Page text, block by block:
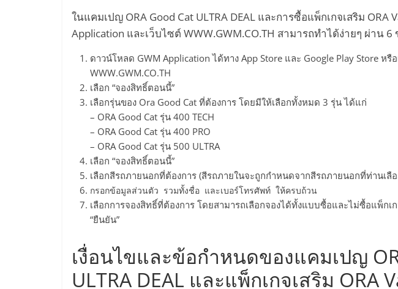
ในแคมเปญ ORA Good Cat ULTRA DEAL และการซื้อแพ็กเกจเสริม ORA
Application และเว็บไซต์ WWW.GWM.CO.TH สามารถทำได้ง่ายๆ ผ่าน
ดาวน์โหลด GWM Application ได้ทาง App Store และ Google Play Store หรื
WWW.GWM.CO.TH
เลือก “จองสิทธิ์ตอนนี้”
เลือกรุ่นของ Ora Good Cat ที่ต้องการ โดยมีให้เลือกทั้งหมด 3 รุ่น ได้แก่
– ORA Good Cat รุ่น 400 TECH
– ORA Good Cat รุ่น 400 PRO
– ORA Good Cat รุ่น 500 ULTRA
เลือก “จองสิทธิ์ตอนนี้”
เลือกสีรถภายนอกที่ต้องการ (สีรถภายในจะถูกกำหนดจากสีรถภายนอกที่ท่านเลื
กรอกข้อมูลส่วนตัว รวมทั้งชื่อ และเบอร์โทรศัพท์ ให้ครบถ้วน
เลือกการจองสิทธิ์ที่ต้องการ โดยสามารถเลือกจองได้ทั้งแบบซื้อและไม่ซื้อแพ็กเ
“ยืนยัน”
เงื่อนไขและข้อกำหนดของแคมเปญ
ULTRA DEAL และแพ็กเกจเสริม ORA